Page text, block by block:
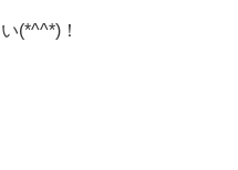
(*^^*)！